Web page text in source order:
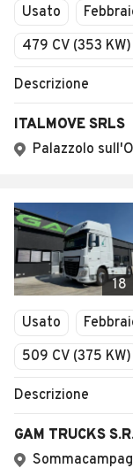
Usato
479 CV (353 KW)
Descrizione
ITALMOVE SRLS
Palazzolo
18
Usato
509 CV (375 KW)
Descrizione
GAM TRUCKS